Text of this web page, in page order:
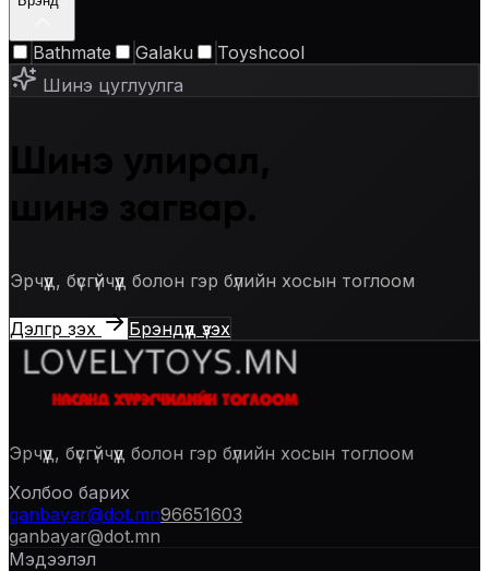
Bathmate Galaku
Toyshcool
Шинэ цуглуулга
Шинэ улирал,
Эрчүүд, бүсгүйчүүд болон гэр бүлийн хосын тоглоом
Дэлгүүр үзэх Брэндүүд үзэх
Эрчүүд, бүсгүйчүүд болон гэр бүлийн хосын тоглоом
Холбоо барих
ganbayar@dot.mn96651603
ganbayar@dot.mn
Мэдээлэл